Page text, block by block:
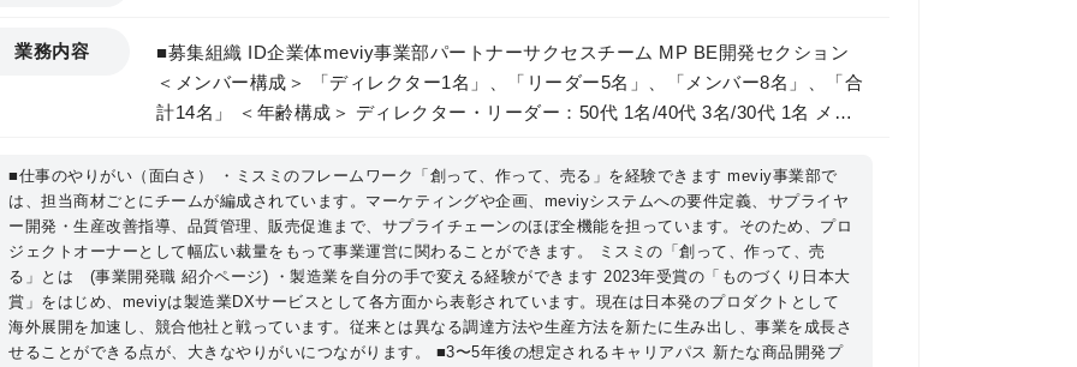
業務内容
■募集組織 ID企業体meviy事業部パートナーサクセスチーム MP BE開発セクション
＜メンバー構成＞ 「ディレクター1名」、「リーダー5名」、「メンバー8名」、「合
計14名」 ＜年齢構成＞ ディレクター・リーダー：50代 1名/40代 3名/30代 1名 メン
造”と”笑顔”」をミッションに2019年に事業スタート、国内シェアNo.1へと成長した
デジタル部品調達サービス“meviy”（メビー）の更なる進化を追求し製造業界に貢献
する事を目指しています。 �Aチームミッション パートーナーサクセスチームの
担当商材は切削・旋盤加工部品となり、meviyのパートナー企業である受託加工会社
様(以下サプライヤー)の開発支援/管理、商品の企画/開発、需給バランス調整、品質
管理など 生産戦略に関わる業務がチームミッションとなります。今後は、meviyサ
ービスの海外展開加速化の為、現地サプライヤー開発支援やグローバル調達戦略
■仕事のやりがい（面白さ） ・ミスミのフレームワーク「創って、作って、売る」を経験できます meviy事業部で
は、担当商材ごとにチームが編成されています。マーケティングや企画、meviyシステムへの要件定義、サプライヤ
ー開発・生産改善指導、品質管理、販売促進まで、サプライチェーンのほぼ全機能を担っています。そのため、プロ
ジェクトオーナーとして幅広い裁量をもって事業運営に関わることができます。 ミスミの「創って、作って、売
る」とは (事業開発職 紹介ページ) ・製造業を自分の手で変える経験ができます 2023年受賞の「ものづくり日本大
賞」をはじめ、meviyは製造業DXサービスとして各方面から表彰されています。現在は日本発のプロダクトとして
海外展開を加速し、競合他社と戦っています。従来とは異なる調達方法や生産方法を新たに生み出し、事業を成長さ
せることができる点が、大きなやりがいにつながります。 ■3〜5年後の想定されるキャリアパス 新たな商品開発プ